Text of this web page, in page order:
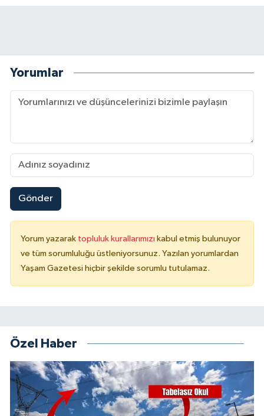
Yorumlar
Gönder
Yorum yazarak topluluk kurallarımızı kabul etmiş bulunuyor
ve tüm sorumluluğu üstleniyorsunuz. Yazılan yorumlardan
Yaşam Gazetesi hiçbir şekilde sorumlu tutulamaz.
Özel Haber